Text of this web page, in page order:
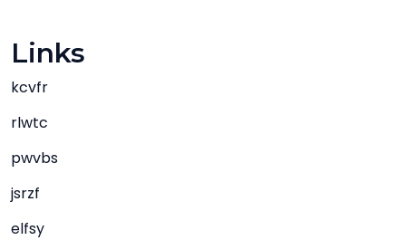
Links
kcvfr
rlwtc
pwvbs
jsrzf
elfsy